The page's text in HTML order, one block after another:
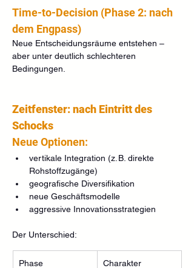
Time-to-Decision (Phase 2: nach
dem Engpass)
Neue Entscheidungsräume entstehen –
aber unter deutlich schlechteren
Bedingungen.
Zeitfenster: nach Eintritt des
Schocks
Neue Optionen:
vertikale Integration (z. B. direkte
Rohstoffzugänge)
geografische Diversifikation
neue Geschäftsmodelle
aggressive Innovationsstrategien
Der Unterschied:
Phase Charakter